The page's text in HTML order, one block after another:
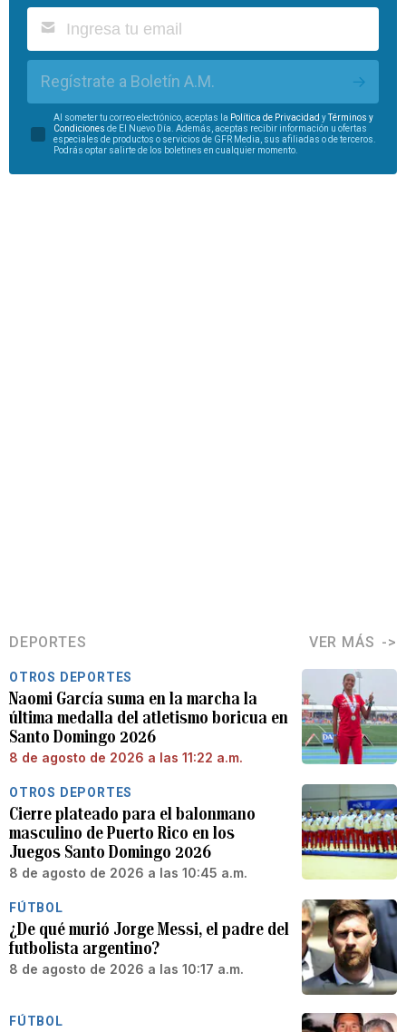
Regístrate a Boletín A.M.
Al someter tu correo electrónico, aceptas la Política de Privacidad yTérminos y
Condiciones de El Nuevo Día. Además, aceptas recibir información u ofertas
especiales de productos o servicios de GFR Media, sus afiliadas o de terceros.
Podrás optar salirte de los boletines en cualquier momento.
DEPORTES VER MÁS
OTROS DEPORTES
Naomi García suma en la marcha la
última medalla del atletismo boricua en
Santo Domingo 2026
8 de agosto de 2026 a las 11:22 a.m.
OTROS DEPORTES
Cierre plateado para el balonmano
masculino de Puerto Rico en los
Juegos Santo Domingo 2026
8 de agosto de 2026 a las 10:45 a.m.
FÚTBOL
¿De qué murió Jorge Messi, el padre del
futbolista argentino?
8 de agosto de 2026 a las 10:17 a.m.
FÚTBOL